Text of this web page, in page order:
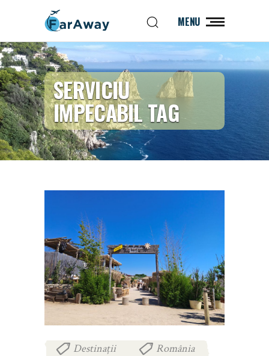
MENU
SERVICIU
IMPECABIL TAG
Destinații
România